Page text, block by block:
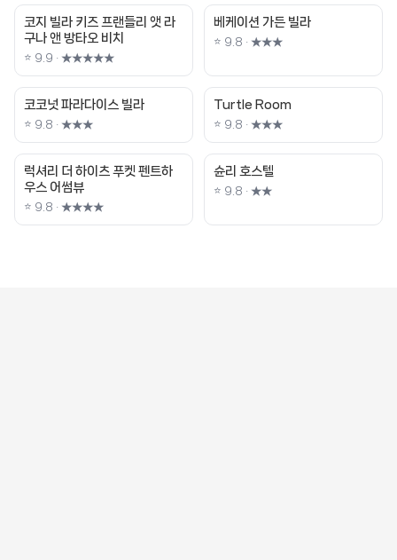
코지 빌라 키즈 프랜들리 앳 라
구나 앤 방타오 비치
⭐ 9.9 · ★★★★★
베케이션 가든 빌라
⭐ 9.8 · ★★★
코코넛 파라다이스 빌라
⭐ 9.8 · ★★★
Turtle Room
⭐ 9.8 · ★★★
럭셔리 더 하이츠 푸켓 펜트하
우스 어썸뷰
⭐ 9.8 · ★★★★
슌리 호스텔
⭐ 9.8 · ★★